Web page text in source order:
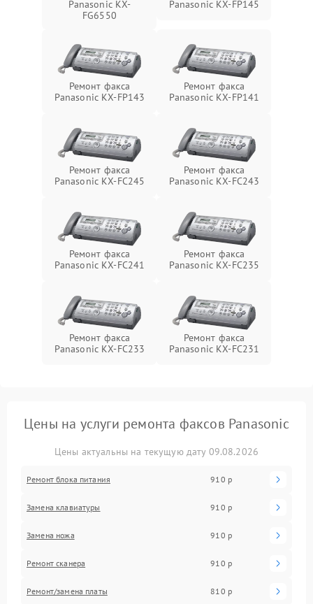
Panasonic KX-
FG6550
Panasonic KX-FP145
Ремонт факса
Panasonic KX-FP143
Ремонт факса
Panasonic KX-FP141
Ремонт факса
Panasonic KX-FC245
Ремонт факса
Panasonic KX-FC243
Ремонт факса
Panasonic KX-FC241
Ремонт факса
Panasonic KX-FC235
Ремонт факса
Panasonic KX-FC233
Ремонт факса
Panasonic KX-FC231
Цены на услуги ремонта факсов Panasonic
Цены актуальны на текущую дату 09.08.2026
Ремонт блока питания 910 р
Замена клавиатуры 910 р
Замена ножа 910 р
Ремонт сканера 910 р
Ремонт/замена платы 810 р